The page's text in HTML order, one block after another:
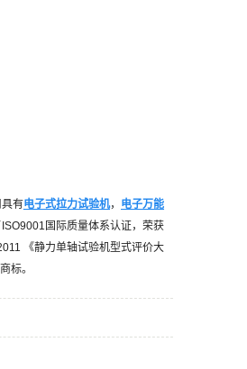
有电子式拉力试验机， 电子万能
ISO9001 国际质量体系认证，荣获
《静力单轴试验机型式评价大
标。